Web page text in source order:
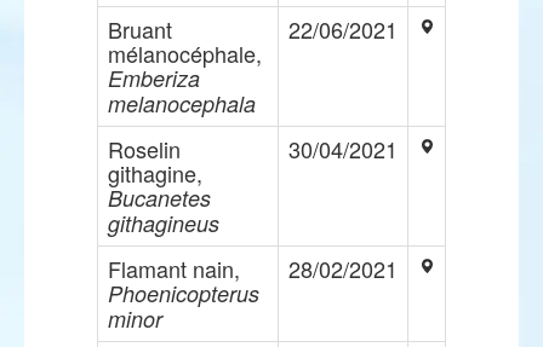
Bruant
mélanocéphale,
Emberiza
melanocephala
22/06/2021
Roselin
githagine,
Bucanetes
githagineus
30/04/2021
Flamant nain,
Phoenicopterus
minor
28/02/2021